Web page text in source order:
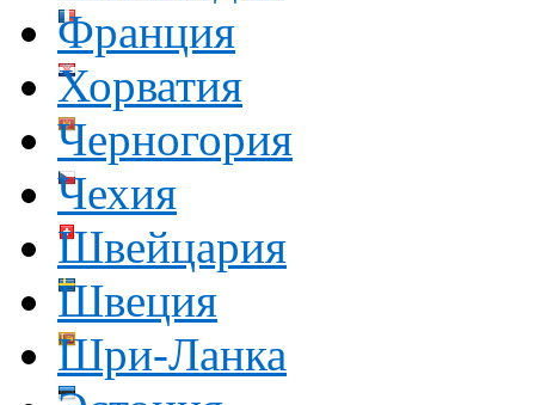
Франция
Хорватия
Черногория
Чехия
Швейцария
Швеция
Шри-Ланка